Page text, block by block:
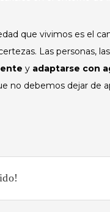
que vivimos es el
Las personas,
y adaptarse con
no debemos dejar de